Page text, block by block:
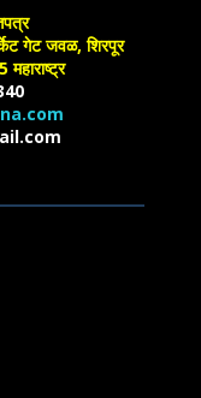
गेट जवळ, शिरपूर